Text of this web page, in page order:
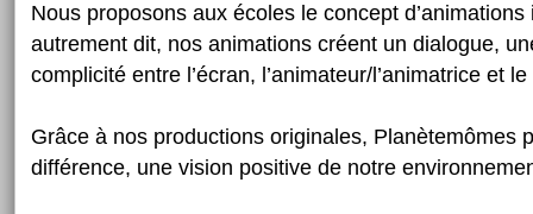
Nous proposons aux écoles le concept d’animations
autrement dit, nos animations créent un dialogue,
complicité entre l’écran, l’animateur/l’animatrice et
Grâce à nos productions originales, Planètemômes
différence, une vision positive de notre